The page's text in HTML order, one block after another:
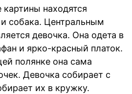
находятся
собака. Центральным
девочка. Она одета в
и ярко-красный платок.
полянке она сама
Девочка собирает с
их в кружку.